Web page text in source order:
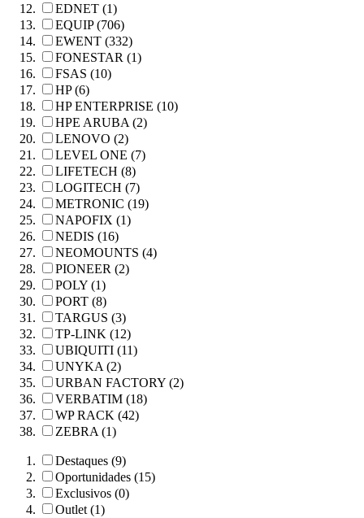
EDNET (1)
EQUIP (706)
EWENT (332)
FONESTAR (1)
FSAS (10)
HP (6)
HP ENTERPRISE (10)
HPE ARUBA (2)
LENOVO (2)
LEVEL ONE (7)
LIFETECH (8)
LOGITECH (7)
METRONIC (19)
NAPOFIX (1)
NEDIS (16)
NEOMOUNTS (4)
PIONEER (2)
POLY (1)
PORT (8)
TARGUS (3)
TP-LINK (12)
UBIQUITI (11)
UNYKA (2)
URBAN FACTORY (2)
VERBATIM (18)
WP RACK (42)
ZEBRA (1)
Destaques (9)
Oportunidades (15)
Exclusivos (0)
Outlet (1)